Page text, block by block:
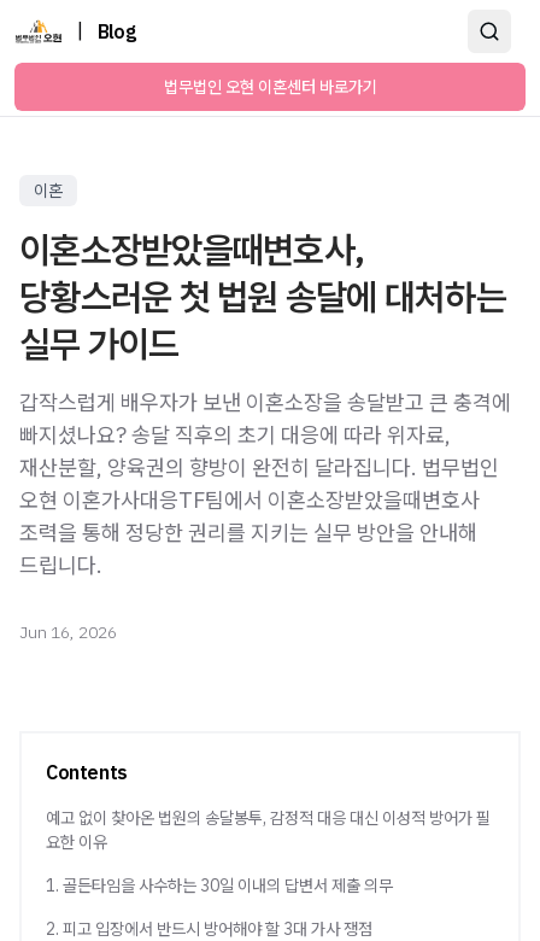
Blog
법무법인 오현 이혼센터 바로가기
이혼
이혼소장받았을때변호사,
당황스러운 첫 법원 송달에 대처하는
실무 가이드
갑작스럽게 배우자가 보낸 이혼소장을 송달받고 큰 충격에
빠지셨나요? 송달 직후의 초기 대응에 따라 위자료,
재산분할, 양육권의 향방이 완전히 달라집니다. 법무법인
오현 이혼가사대응TF팀에서 이혼소장받았을때변호사
조력을 통해 정당한 권리를 지키는 실무 방안을 안내해
드립니다.
Jun 16, 2026
Contents
예고 없이 찾아온 법원의 송달봉투, 감정적 대응 대신 이성적 방어가 필
요한 이유
1. 골든타임을 사수하는 30일 이내의 답변서 제출 의무
2. 피고 입장에서 반드시 방어해야 할 3대 가사 쟁점